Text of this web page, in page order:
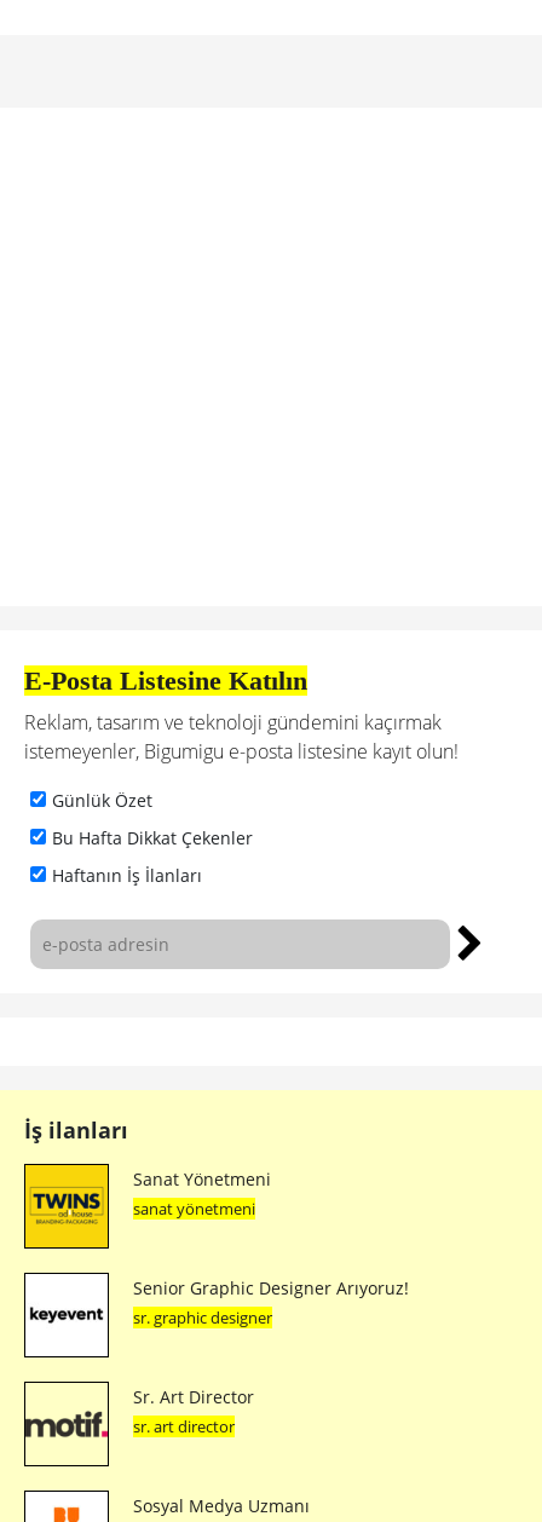
E-Posta Listesine Katılın
Reklam, tasarım ve teknoloji gündemini kaçırmak
istemeyenler, Bigumigu e-posta listesine kayıt olun!
Günlük Özet
Bu Hafta Dikkat Çekenler
Haftanın İş İlanları
İş ilanları
Sanat Yönetmeni
sanat yönetmeni
Senior Graphic Designer Arıyoruz!
sr. graphic designer
Sr. Art Director
sr. art director
Sosyal Medya Uzmanı